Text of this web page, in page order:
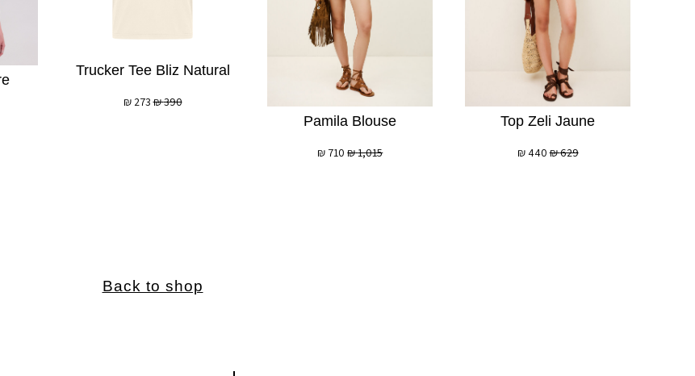
Top Zeli Jaune
629
₪
440
₪
Pamila Blouse
1,015
₪
710
₪
Trucker Tee Bliz Natural
390
₪
273
₪
Back to shop